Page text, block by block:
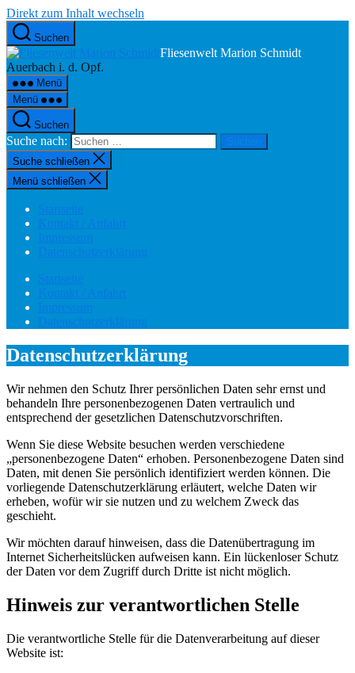
Direkt zum Inhalt wechseln
Suchen
Fliesenwelt Marion Schmidt
Auerbach i. d. Opf.
Menü
Menü
Suchen
Suche nach:
Suche schließen
Menü schließen
Startseite
Kontakt / Anfahrt
Impressum
Datenschutzerklärung
Startseite
Kontakt / Anfahrt
Impressum
Datenschutzerklärung
Datenschutzerklärung
Wir nehmen den Schutz Ihrer persönlichen Daten sehr ernst und
behandeln Ihre personenbezogenen Daten vertraulich und
entsprechend der gesetzlichen Datenschutzvorschriften.
Wenn Sie diese Website besuchen werden verschiedene
„personenbezogene Daten“ erhoben. Personenbezogene Daten sind
Daten, mit denen Sie persönlich identifiziert werden können. Die
vorliegende Datenschutzerklärung erläutert, welche Daten wir
erheben, wofür wir sie nutzen und zu welchem Zweck das
geschieht.
Wir möchten darauf hinweisen, dass die Datenübertragung im
Internet Sicherheitslücken aufweisen kann. Ein lückenloser Schutz
der Daten vor dem Zugriff durch Dritte ist nicht möglich.
Hinweis zur verantwortlichen Stelle
Die verantwortliche Stelle für die Datenverarbeitung auf dieser
Website ist: